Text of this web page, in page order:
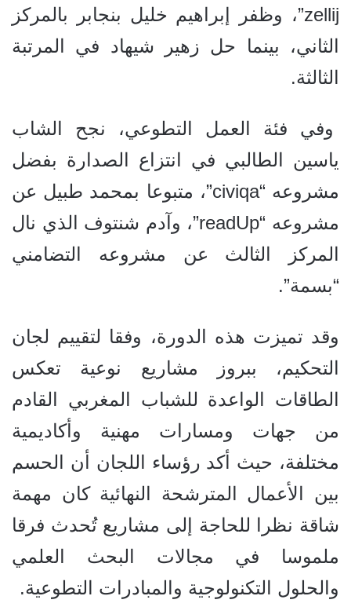
zellij”، وظفر إبراهيم خليل بنجابر بالمركز
الثاني، بينما حل زهير شيهاد في المرتبة
الثالثة.
وفي فئة العمل التطوعي، نجح الشاب
ياسين الطالبي في انتزاع الصدارة بفضل
مشروعه “civiqa”، متبوعا بمحمد طبيل عن
مشروعه “readUp”، وآدم شنتوف الذي نال
المركز الثالث عن مشروعه التضامني
“بسمة”.
وقد تميزت هذه الدورة، وفقا لتقييم لجان
التحكيم، ببروز مشاريع نوعية تعكس
الطاقات الواعدة للشباب المغربي القادم
من جهات ومسارات مهنية وأكاديمية
مختلفة، حيث أكد رؤساء اللجان أن الحسم
بين الأعمال المترشحة النهائية كان مهمة
شاقة نظرا للحاجة إلى مشاريع تُحدث فرقا
ملموسا في مجالات البحث العلمي
والحلول التكنولوجية والمبادرات التطوعية.